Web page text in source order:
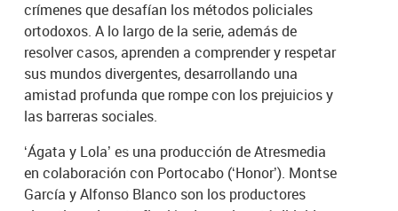
crímenes que desafían los métodos policiales
ortodoxos. A lo largo de la serie, además de
resolver casos, aprenden a comprender y respetar
sus mundos divergentes, desarrollando una
amistad profunda que rompe con los prejuicios y
las barreras sociales.
‘Ágata y Lola’ es una producción de Atresmedia
en colaboración con Portocabo (‘Honor’). Montse
García y Alfonso Blanco son los productores